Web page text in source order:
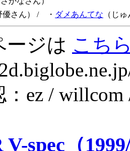
優さん） / ・ ダメあんてな （じ
ージは こち
：ez /
spec（